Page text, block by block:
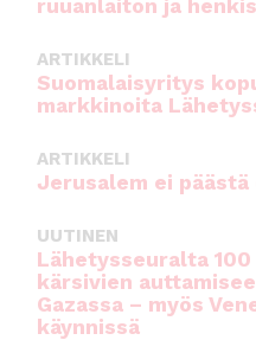
ruuanlaiton ja
ARTIKKELI
Suomalaisyritys
markkinoita
ARTIKKELI
Jerusalem ei
UUTINEN
Lähetysseuralta
kärsivien
Gazassa – myös
käynnissä